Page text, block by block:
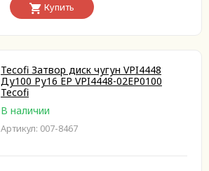
Купить
Tecofi Затвор диск чугун VPI4448
Ду100 Ру16 EP VPI4448-02EP0100
Tecofi
В наличии
Артикул: 007-8467